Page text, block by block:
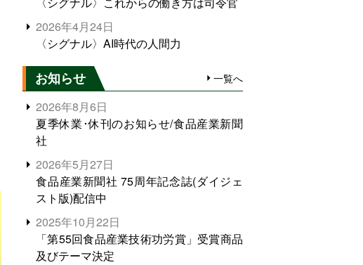
2026年4月24日
〈シグナル〉AI時代の人間力
お知らせ 一覧へ
2026年8月6日
夏季休業･休刊のお知らせ/食品産業新聞
社
2026年5月27日
食品産業新聞社 75周年記念誌(ダイジェ
スト版)配信中
2025年10月22日
「第55回食品産業技術功労賞」受賞商品
及びテーマ決定